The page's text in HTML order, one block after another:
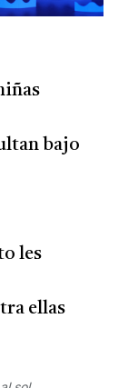
bajo
les
ellas